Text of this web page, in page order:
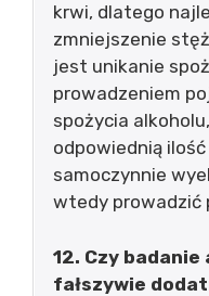
krwi, dlatego
zmniejszenie
jest unikanie
prowadzeniem
spożycia
odpowiednią
samoczynnie
wtedy prowadzić
12. Czy
fałszywie